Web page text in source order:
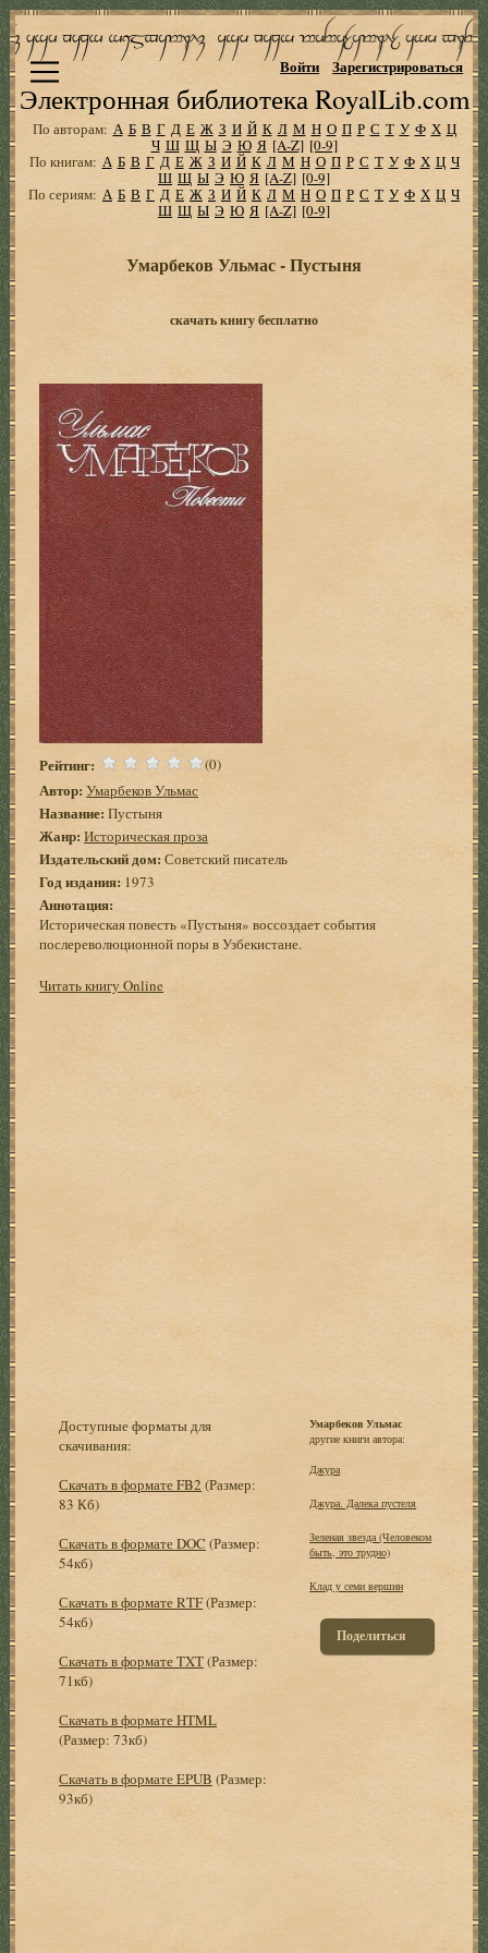
Электронная библиотека RoyalLib.com
Войти Зарегистрироваться
По авторам: А Б В Г Д Е Ж З И Й К Л М Н О П Р С Т У Ф Х Ц
Ч Ш Щ Ы Э Ю Я [A-Z] [0-9]
По книгам: А Б В Г Д Е Ж З И Й К Л М Н О П Р С Т У Ф Х Ц Ч
Ш Щ Ы Э Ю Я [A-Z] [0-9]
По сериям: А Б В Г Д Е Ж З И Й К Л М Н О П Р С Т У Ф Х Ц Ч
Ш Щ Ы Э Ю Я [A-Z] [0-9]
Умарбеков Ульмас - Пустыня
скачать книгу бесплатно
Рейтинг: (0)
Автор: Умарбеков Ульмас
Название: Пустыня
Жанр: Историческая проза
Издательский дом: Советский писатель
Год издания: 1973
Аннотация:
Историческая повесть «Пустыня» воссоздает события
послереволюционной поры в Узбекистане.
Читать книгу Online
Доступные форматы для
скачивания:
Скачать в формате FB2 (Размер:
83 Кб)
Скачать в формате DOC (Размер:
54кб)
Скачать в формате RTF(Размер:
54кб)
Скачать в формате TXT(Размер:
71кб)
Скачать в формате HTML
(Размер: 73кб)
Скачать в формате EPUB (Размер:
93кб)
Умарбеков Ульмас
другие книги автора:
Джура
Джура. Далека пустеля
Зеленая звезда (Человеком
быть, это трудно)
Клад у семи вершин
Поделиться